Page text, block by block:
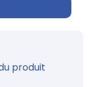
produit